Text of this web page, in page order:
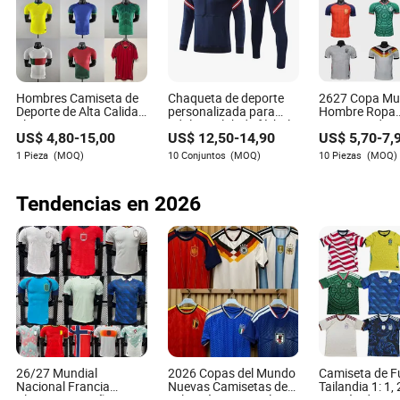
La mayoría de los uniformes de fútbol modernos utilizan
fibras sintéticas como el poliéster, mezcladas con otros
materiales para mejorar la transpirabilidad y el control de
la humedad.
¿Cómo mejoran los uniformes de fútbol la seguridad del
jugador?
Los uniformes están diseñados con acolchado en áreas
seguridad del jugador.
¿Por qué es importante la transpirabilidad en los
uniformes de fútbol?
La transpirabilidad ayuda a gestionar la temperatura
corporal y el sudor, manteniendo a los jugadores cómodos
y concentrados durante el juego.
Hombres Camiseta de
Deporte de Alta Calidad
al por mayor Traje
Deportivo Ropa de
Fútbol 2022 Versión del
Jugador Camiseta de
US$4,80-15,00
1 Pieza (MOQ)
Chaqueta de deporte
personalizada para
adultos, club de fútbol,
manga larga,
entrenamiento, chándal
de fútbol
US$ 12,50-14,90
10 Conjuntos (MOQ)
2627 Copa
Hombre Ropa
Deportiva de
Calidad
mayor
de Fútbol
US$ 5,70-
10 Piezas (MOQ)
Tendencias en 2026
26/27 Mundial
Nacional Francia
2026 Copas del Mundo
Nuevas Camisetas de
Camiseta de
Tailandia 1: 1,